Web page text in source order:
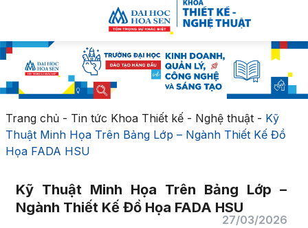
Trang chủ- Tin tức Khoa Thiết kế - Nghệ thuật- Kỹ
Thuật Minh Họa Trên Bảng Lớp – Ngành Thiết Kế Đồ
Họa FADA HSU
Kỹ Thuật Minh Họa Trên Bảng Lớp –
Ngành Thiết Kế Đồ Họa FADA HSU
27/03/2026